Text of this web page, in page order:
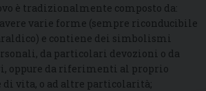
è tradizionalmente composto da:
avere varie forme (sempre riconducibile
e contiene dei simbolismi
da particolari devozioni o da
oppure da riferimenti al proprio
di vita, o ad altre particolarità;